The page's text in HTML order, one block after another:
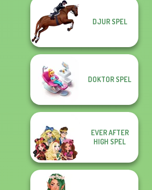
DJUR SPEL
DOKTOR SPEL
EVER AFTER
HIGH SPEL